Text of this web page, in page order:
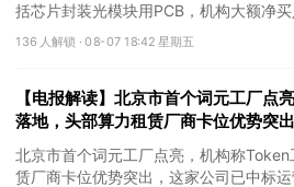
括芯片封装光模块用PCB，机构大额净
CDMO+减肥药，收购国外知名CRO企
等方面具有丰富经验，具备承接细胞与
136 人解锁 ·08-07 18:42 星期五
【电报解读】北京市首个词元工厂点
落地，头部算力租赁厂商卡位优势突
Token工厂项目
北京市首个词元工厂点亮，机构称
赁厂商卡位优势突出，这家公司已中标